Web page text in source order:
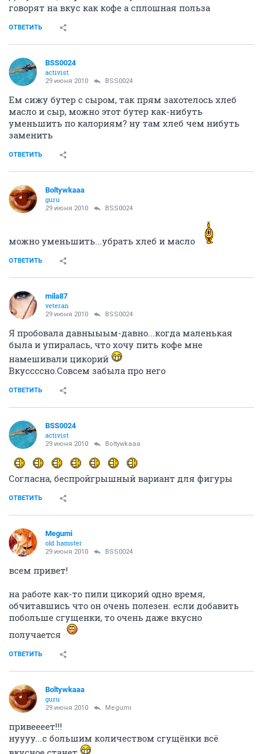
говорят на вкус как кофе а сплошная польза
ОТВЕТИТЬ
BSS0024
activist
29 июня 2010 BSS0024
Ем сижу бутер с сыром, так прям захотелось хлеб
масло и сыр, можно этот бутер как-нибуть
уменьшить по калориям? ну там хлеб чем нибуть
заменить
ОТВЕТИТЬ
Boltywkaaa
guru
29 июня 2010 BSS0024
можно уменьшить...убрать хлеб и масло
ОТВЕТИТЬ
mila87
veteran
29 июня 2010 BSS0024
Я пробовала давныыым-давно...когда маленькая
была и упиралась, что хочу пить кофе мне
намешивали цикорий
Вкуссссно.Совсем забыла про него
ОТВЕТИТЬ
BSS0024
activist
29 июня 2010 Boltywkaaa
Согласна, беспройгрышный вариант для фигуры
ОТВЕТИТЬ
Megumi
old hamster
29 июня 2010 BSS0024
всем привет!
на работе как-то пили цикорий одно время,
обчитавшись что он очень полезен. если добавить
побольше сгущенки, то очень даже вкусно
получается
ОТВЕТИТЬ
Boltywkaaa
guru
29 июня 2010 Megumi
привеееет!!!
нуууу...с большим количеством сгущёнки всё